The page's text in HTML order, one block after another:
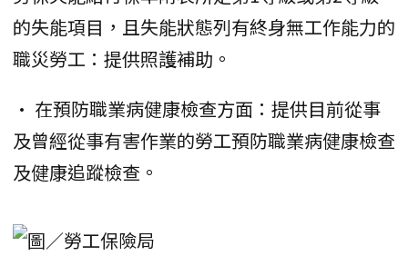
的失能項目，且失能狀態列有終身無工作能力的
職災勞工：提供照護補助。
• 在預防職業病健康檢查方面：提供目前從事
及曾經從事有害作業的勞工預防職業病健康檢查
及健康追蹤檢查。